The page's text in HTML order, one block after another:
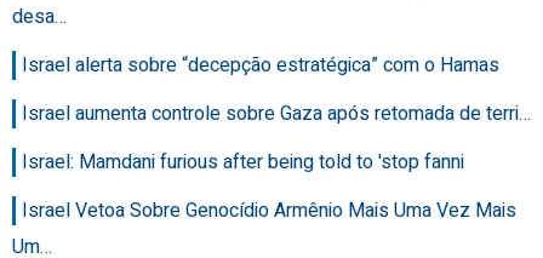
desa…
Israel alerta sobre “decepção estratégica” com o Hamas
Israel aumenta controle sobre Gaza após retomada de terri…
Israel: Mamdani furious after being told to 'stop fanni
Israel Vetoa Sobre Genocídio Armênio Mais Uma Vez Mais
Um…